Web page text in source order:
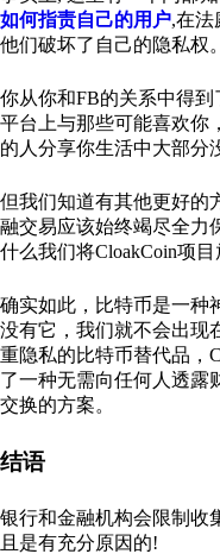
如何指责自己的用户,在法
他们破坏了自己的隐私权。
你从你和FB的关系中得到
平台上与那些可能喜欢你
的人分享你生活中大部分
但我们知道有其他更好的
融交易应该始终竭尽全力
什么我们将CloakCoin项目
确实如此，比特币是一种
没有它，我们就不会出现
重隐私的比特币替代品，
了一种无需向任何人透露
交换的方案。
结语
银行和金融机构会限制收
且是有充分原因的!